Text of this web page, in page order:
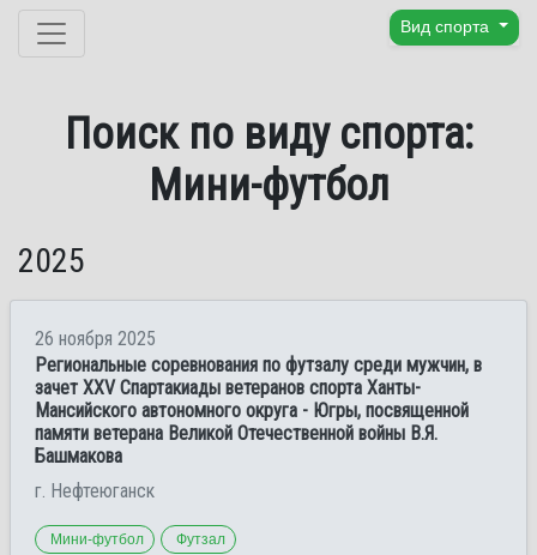
Перейти к содержанию Вид спорта
Поиск по виду спорта:
Мини-футбол
2025
26 ноября 2025
Региональные соревнования по футзалу среди мужчин, в
зачет XXV Спартакиады ветеранов спорта Ханты-
Мансийского автономного округа - Югры, посвященной
памяти ветерана Великой Отечественной войны В.Я.
Башмакова
г. Нефтеюганск
Мини-футбол Футзал